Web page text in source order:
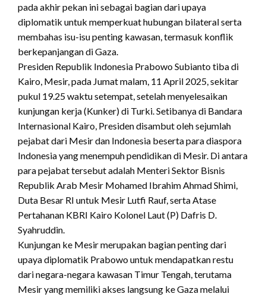
pada akhir pekan ini sebagai bagian dari upaya
diplomatik untuk memperkuat hubungan bilateral serta
membahas isu-isu penting kawasan, termasuk konflik
berkepanjangan di Gaza.
Presiden Republik Indonesia Prabowo Subianto tiba di
Kairo, Mesir, pada Jumat malam, 11 April 2025, sekitar
pukul 19.25 waktu setempat, setelah menyelesaikan
kunjungan kerja (Kunker) di Turki. Setibanya di Bandara
Internasional Kairo, Presiden disambut oleh sejumlah
pejabat dari Mesir dan Indonesia beserta para diaspora
Indonesia yang menempuh pendidikan di Mesir. Di antara
para pejabat tersebut adalah Menteri Sektor Bisnis
Republik Arab Mesir Mohamed Ibrahim Ahmad Shimi,
Duta Besar RI untuk Mesir Lutfi Rauf, serta Atase
Pertahanan KBRI Kairo Kolonel Laut (P) Dafris D.
Syahruddin.
Kunjungan ke Mesir merupakan bagian penting dari
upaya diplomatik Prabowo untuk mendapatkan restu
dari negara-negara kawasan Timur Tengah, terutama
Mesir yang memiliki akses langsung ke Gaza melalui